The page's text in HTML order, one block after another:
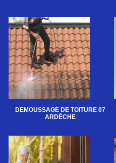
DEMOUSSAGE DE TOITURE 07
ARDÈCHE